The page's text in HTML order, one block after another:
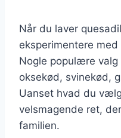
Når du laver
eksperimentere
Nogle populære valg
oksekød, svinekød,
Uanset hvad du
velsmagende ret,
familien.